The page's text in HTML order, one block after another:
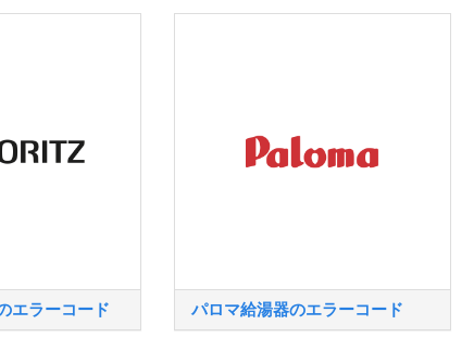
エラーコード パロマ給湯器のエラーコード